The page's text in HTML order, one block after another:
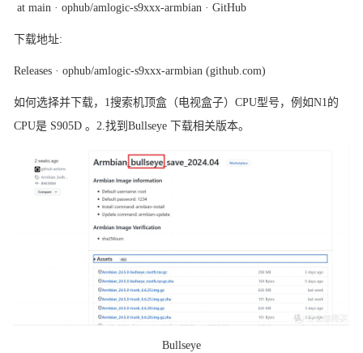
at main · ophub/amlogic-s9xxx-armbian · GitHub
下载地址:
Releases · ophub/amlogic-s9xxx-armbian (github.com)
如何选择并下载， 1搜索机顶盒（电视盒子）CPU型号，例如N1的
CPU是 S905D 。2.找到Bullseye 下载相关版本。
Bullseye